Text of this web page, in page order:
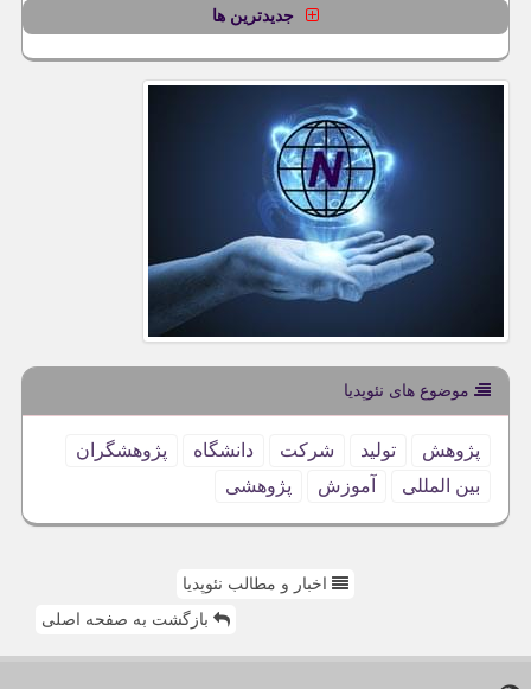
جدیدترین ها
موضوع های نئوپدیا
پژوهش تولید شركت دانشگاه
پژوهشگران
بین المللی
آموزش پژوهشی
اخبار و مطالب نئوپدیا
بازگشت به صفحه اصلی